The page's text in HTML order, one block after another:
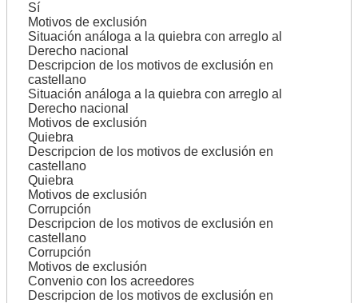
Sí
Motivos de exclusión
Situación análoga a la quiebra con arreglo al
Derecho nacional
Descripcion de los motivos de exclusión en
castellano
Situación análoga a la quiebra con arreglo al
Derecho nacional
Motivos de exclusión
Quiebra
Descripcion de los motivos de exclusión en
castellano
Quiebra
Motivos de exclusión
Corrupción
Descripcion de los motivos de exclusión en
castellano
Corrupción
Motivos de exclusión
Convenio con los acreedores
Descripcion de los motivos de exclusión en